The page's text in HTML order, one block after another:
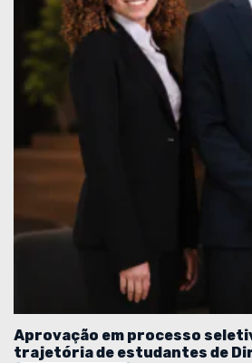
Aprovação em processo
trajetória de estudantes de